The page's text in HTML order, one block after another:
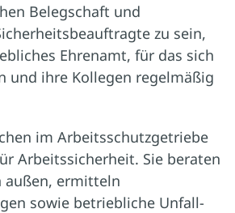
Belegschaft und
zu sein,
Ehrenamt, für das sich
und ihre Kollegen regelmäßig
im Arbeitsschutzgetriebe
Arbeitssicherheit. Sie beraten
außen, ermitteln
sowie betriebliche Unfall-